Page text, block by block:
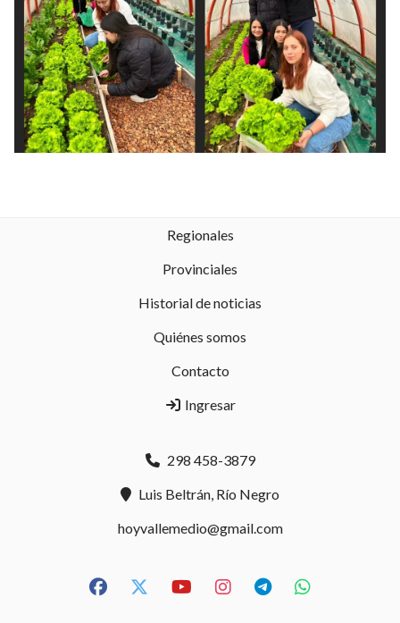
Regionales
Provinciales
Historial de noticias
Quiénes somos
Contacto
Ingresar
298 458-3879
Luis Beltrán, Río Negro
hoyvallemedio@gmail.com